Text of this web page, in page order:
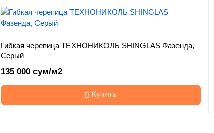
Гибкая черепица ТЕХНОНИКОЛЬ SHINGLAS Фазенда,
Серый
135 000 сум/м2
Купить